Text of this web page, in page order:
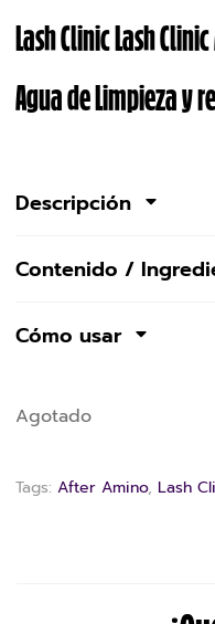
Lash Clinic Lash
Agua de Limpieza y
Descripción
Contenido /
Cómo usar
Agotado
Tags: After Amino, Lash